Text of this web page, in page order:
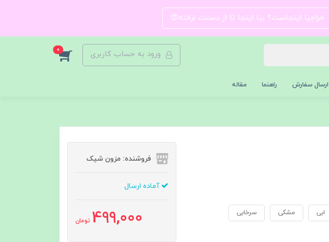
حراجیا اینجاست؟ بیا اینجا تا از دستت نرفته😍
ورود به حساب کاربری 0
سفارش راهنما مقاله
ابی مشکی سرخابی
فروشنده: مزون شیک
آماده ارسال
499,000 تومان